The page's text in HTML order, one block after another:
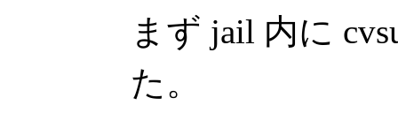
まず jail 内に
た。